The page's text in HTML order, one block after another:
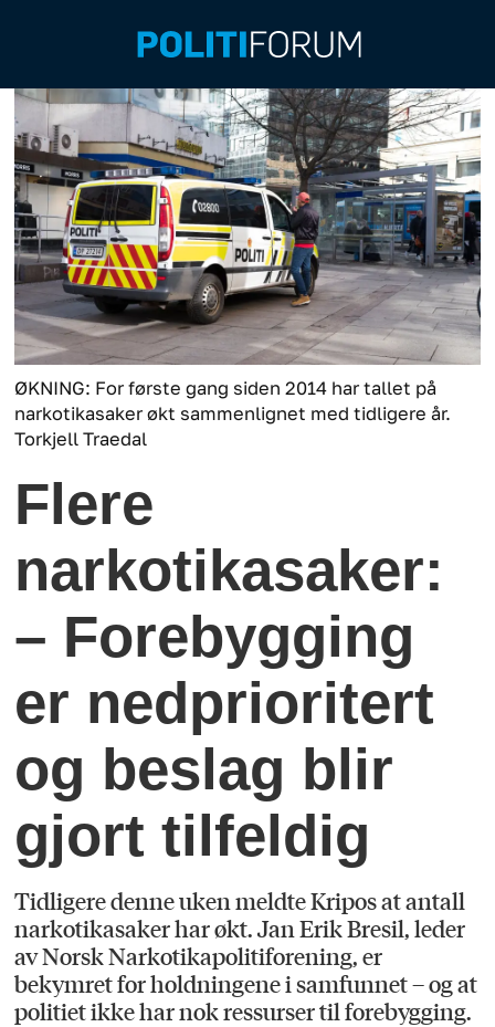
ØKNING: For første gang siden 2014 har tallet på
narkotikasaker økt sammenlignet med tidligere år.
Torkjell Traedal
Flere
narkotikasaker:
– Forebygging
er nedprioritert
og beslag blir
gjort tilfeldig
Tidligere denne uken meldte Kripos at antall
narkotikasaker har økt. Jan Erik Bresil, leder
av Norsk Narkotikapolitiforening, er
bekymret for holdningene i samfunnet – og at
politiet ikke har nok ressurser til forebygging.